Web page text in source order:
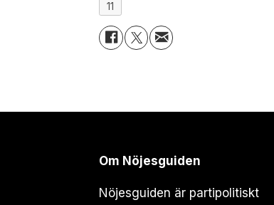
11
Om Nöjesguiden
Nöjesguiden är partipolitiskt